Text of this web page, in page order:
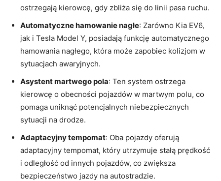
ostrzegają kierowcę, gdy zbliża się do linii pasa ruchu.
Automatyczne hamowanie nagłe: Zarówno Kia EV6,
jak i Tesla Model Y, posiadają funkcję⁤ automatycznego
hamowania nagłego, która może zapobiec kolizjom w
sytuacjach awaryjnych.
Asystent ‌martwego pola: Ten system ostrzega
kierowcę o obecności‍ pojazdów w martwym polu, co
pomaga⁣ uniknąć potencjalnych niebezpiecznych
sytuacji na drodze.
Adaptacyjny tempomat: Oba pojazdy oferują⁣
adaptacyjny tempomat, który utrzymuje stałą prędkość
i odległość od innych pojazdów, co zwiększa
‌bezpieczeństwo jazdy na autostradzie.